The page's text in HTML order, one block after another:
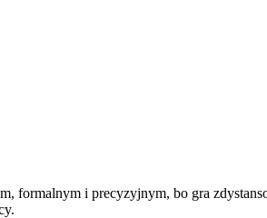
i precyzyjnym, bo gra